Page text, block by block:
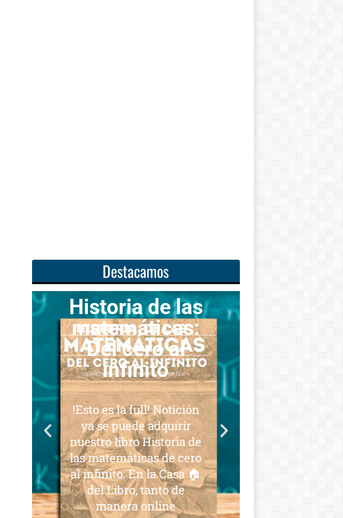
Destacamos
Historia de las
matemáticas:
Del cero al
infinito
!Esto es la full! Notición
ya se puede adquirir
nuestro libro Historia de
las matemáticas de cero
al infinito. En la Casa 🏠
del Libro, tanto de
manera online
matemáticas
para todos
Notición!! Ya se puede
adquirir nuestro segundo
libro: Unas matemáticas